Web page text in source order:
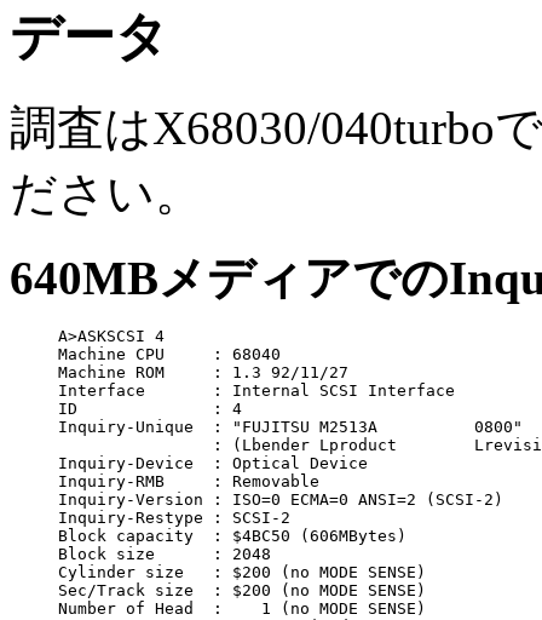
データ
調査はX68030/040turbo
ださい。
640MBメディアでの
A>ASKSCSI 4
Machine CPU	: 68040
Machine ROM	: 1.3 92/11/27
Interface	: Internal SCSI Interface
ID		: 4
Inquiry-Unique	: "FUJITSU M2513A          0800"
Inquiry-Device	: Optical Device
Inquiry-RMB	: Removable
Inquiry-Version	: ISO=0 ECMA=0 ANSI=2 (SCSI-2)
Inquiry-Restype	: SCSI-2
Block capacity	: $4BC50 (606MBytes)
Block size	: 2048
Cylinder size	: $200 (no MODE SENSE)
Sec/Track size	: $200 (no MODE SENSE)
Number of Head	:    1 (no MODE SENSE)